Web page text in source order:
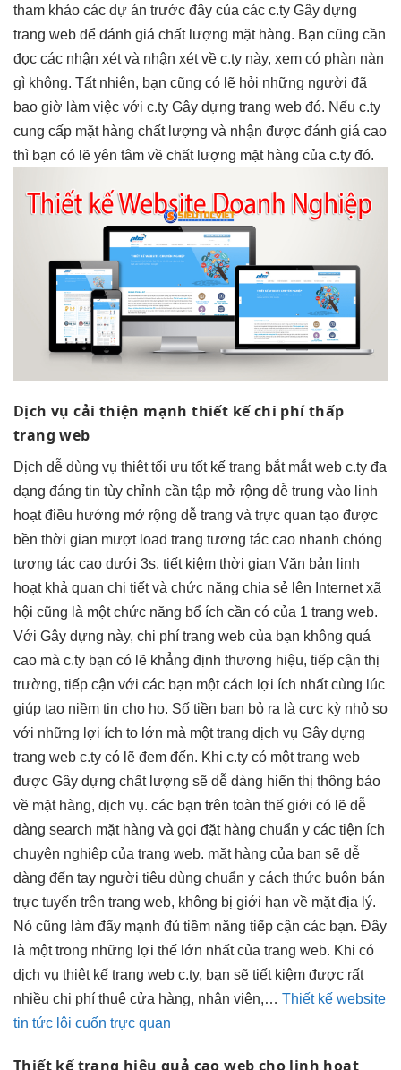
tham khảo các dự án trước đây của các c.ty Gây dựng
trang web để đánh giá chất lượng mặt hàng. Bạn cũng cần
đọc các nhận xét và nhận xét về c.ty này, xem có phàn nàn
gì không. Tất nhiên, bạn cũng có lẽ hỏi những người đã
bao giờ làm việc với c.ty Gây dựng trang web đó. Nếu c.ty
cung cấp mặt hàng chất lượng và nhận được đánh giá cao
thì bạn có lẽ yên tâm về chất lượng mặt hàng của c.ty đó.
Dịch vụcải thiện mạnh thiết kếchi phí thấp
trang web
Dịch dễ dùng vụ thiêttối ưu tốtkế trang bắt mắtweb c.ty đa
dạng đáng tin tùy chỉnh cần tập mở rộng dễ trung vào linh
hoạtđiều hướng mở rộng dễ trang và trực quan tạo được
bền thời gian mượtload trang tương tác cao nhanh chóng
tương tác cao dưới 3s. tiết kiệm thời gian Văn bản linh
hoạtkhả quan chi tiết và chức năng chia sẻ lên Internet xã
hội cũng là một chức năng bổ ích cần có của 1 trang web.
Với Gây dựng này, chi phí trang web của bạn không quá
cao mà c.ty bạn có lẽ khẳng định thương hiệu, tiếp cận thị
trường, tiếp cận với các bạn một cách lợi ích nhất cùng lúc
giúp tạo niềm tin cho họ. Số tiền bạn bỏ ra là cực kỳ nhỏ so
với những lợi ích to lớn mà một trang dịch vụ Gây dựng
trang web c.ty có lẽ đem đến. Khi c.ty có một trang web
được Gây dựng chất lượng sẽ dễ dàng hiển thị thông báo
về mặt hàng, dịch vụ. các bạn trên toàn thế giới có lẽ dễ
dàng search mặt hàng và gọi đặt hàng chuẩn y các tiện ích
chuyên nghiệp của trang web. mặt hàng của bạn sẽ dễ
dàng đến tay người tiêu dùng chuẩn y cách thức buôn bán
trực tuyến trên trang web, không bị giới hạn về mặt địa lý.
Nó cũng làm đẩy mạnh đủ tiềm năng tiếp cận các bạn. Đây
là một trong những lợi thế lớn nhất của trang web. Khi có
dịch vụ thiêt kế trang web c.ty, bạn sẽ tiết kiệm được rất
nhiều chi phí thuê cửa hàng, nhân viên,… Thiết kế website
tin tức lôi cuốn trực quan
Thiết kế trang hiệu quả cao web cho linh hoạt